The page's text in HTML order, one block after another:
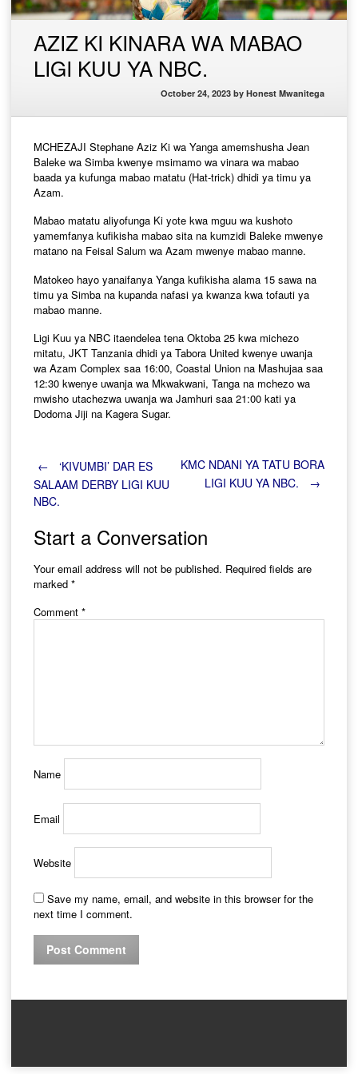
AZIZ KI KINARA WA MABAO
LIGI KUU YA NBC.
October 24, 2023 by Honest Mwanitega
MCHEZAJI Stephane Aziz Ki wa Yanga amemshusha Jean
Baleke wa Simba kwenye msimamo wa vinara wa mabao
baada ya kufunga mabao matatu (Hat-trick) dhidi ya timu ya
Azam.
Mabao matatu aliyofunga Ki yote kwa mguu wa kushoto
yamemfanya kufikisha mabao sita na kumzidi Baleke mwenye
matano na Feisal Salum wa Azam mwenye mabao manne.
Matokeo hayo yanaifanya Yanga kufikisha alama 15 sawa na
timu ya Simba na kupanda nafasi ya kwanza kwa tofauti ya
mabao manne.
Ligi Kuu ya NBC itaendelea tena Oktoba 25 kwa michezo
mitatu, JKT Tanzania dhidi ya Tabora United kwenye uwanja
wa Azam Complex saa 16:00, Coastal Union na Mashujaa saa
12:30 kwenye uwanja wa Mkwakwani, Tanga na mchezo wa
mwisho utachezwa uwanja wa Jamhuri saa 21:00 kati ya
Dodoma Jiji na Kagera Sugar.
Post
navigation
←
‘KIVUMBI’ DAR ES
SALAAM DERBY LIGI KUU
NBC.
KMC NDANI YA TATU BORA
LIGI KUU YA NBC.
→
Start a Conversation
Your email address will not be published. Required fields are
marked *
Comment *
Name
Email
Website
Save my name, email, and website in this browser for the
next time I comment.